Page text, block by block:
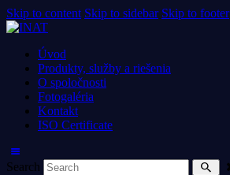
Skip to content Skip to sidebar Skip to footer
Úvod
Produkty, služby a riešenia
O spoločnosti
Fotogaléria
Kontakt
ISO Certificate
Search